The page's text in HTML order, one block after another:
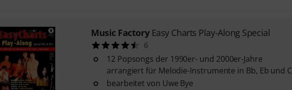
Music Factory Easy Charts Play-Along Special
6
12 Popsongs der 1990er- und 2000er-Jahre
arrangiert für Melodie-Instrumente in Bb, Eb und C
bearbeitet von Uwe Bye